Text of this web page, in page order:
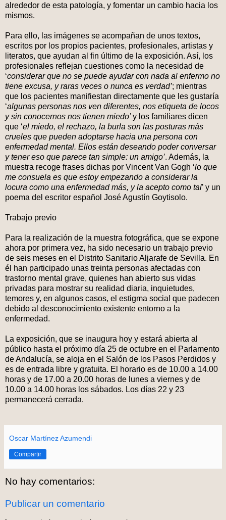
alrededor de esta patología, y fomentar un cambio hacia los
mismos.
Para ello, las imágenes se acompañan de unos textos,
escritos por los propios pacientes, profesionales, artistas y
literatos, que ayudan al fin último de la exposición. Así, los
profesionales reflejan cuestiones como la necesidad de
‘considerar que no se puede ayudar con nada al enfermo no
tiene excusa, y raras veces o nunca es verdad’; mientras
que los pacientes manifiestan directamente que les gustaría
‘algunas personas nos ven diferentes, nos etiqueta de locos
y sin conocernos nos tienen miedo’y los familiares dicen
que ‘el miedo, el rechazo, la burla son las posturas más
crueles que pueden adoptarse hacia una persona con
enfermedad mental. Ellos están deseando poder conversar
y tener eso que parece tan simple: un amigo’. Además, la
muestra recoge frases dichas por Vincent Van Gogh ‘lo que
me consuela es que estoy empezando a considerar la
locura como una enfermedad más, y la acepto como tal’ y un
poema del escritor español José Agustín Goytisolo.
Trabajo previo
Para la realización de la muestra fotográfica, que se expone
ahora por primera vez, ha sido necesario un trabajo previo
de seis meses en el Distrito Sanitario Aljarafe de Sevilla. En
él han participado unas treinta personas afectadas con
trastorno mental grave, quienes han abierto sus vidas
privadas para mostrar su realidad diaria, inquietudes,
temores y, en algunos casos, el estigma social que padecen
debido al desconocimiento existente entorno a la
enfermedad.
La exposición, que se inaugura hoy y estará abierta al
público hasta el próximo día 25 de octubre en el Parlamento
de Andalucía, se aloja en el Salón de los Pasos Perdidos y
es de entrada libre y gratuita. El horario es de 10.00 a 14.00
horas y de 17.00 a 20.00 horas de lunes a viernes y de
10.00 a 14.00 horas los sábados. Los días 22 y 23
permanecerá cerrada.
Oscar Martínez Azumendi
Compartir
No hay comentarios:
Publicar un comentario